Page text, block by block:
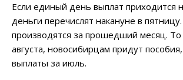
Если единый день выплат приходится
деньги перечислят накануне в
производятся за прошедший месяц. То
августа, новосибирцам придут
выплаты за июль.